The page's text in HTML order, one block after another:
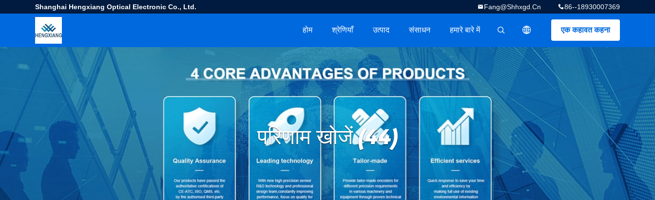
Shanghai Hengxiang Optical Electronic Co., Ltd. 86--18930007369
Fang@shhxgd.cn
एक कहावत कहना
描述
होम श्रेणियाँ उत्पाद संसाधन हमारे बारे में
परिणाम खोजें (44)